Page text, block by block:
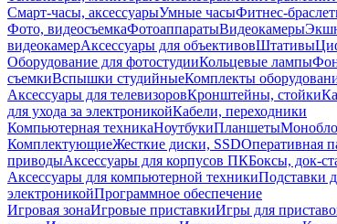
Смарт-часы, аксессуарыУмные часыФитнес-
Фото, видеосъемкаФотоаппаратыВидеокамеры
видеокамерАксессуары для объективовШтативы
Оборудование для фотостудииКольцевые лампы
съемкиВспышки студийныеКомплекты
Аксессуары для телевизоровКронштейны, стойки
для ухода за электроникойКабели, переходники
Компьютерная техникаНоутбукиПланшеты
КомплектующиеЖесткие диски, SSDОперативная
приводыАксессуары для корпусов ПКБоксы, док-
Аксессуары для компьютерной техникиПодставки
электроникойПрограммное обеспечение
Игровая зонаИгровые приставкиИгры для